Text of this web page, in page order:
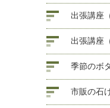
出張講座
出張講座
季節のボ
市販の石